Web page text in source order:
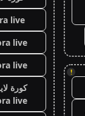
!
live
live
live
كورة
live